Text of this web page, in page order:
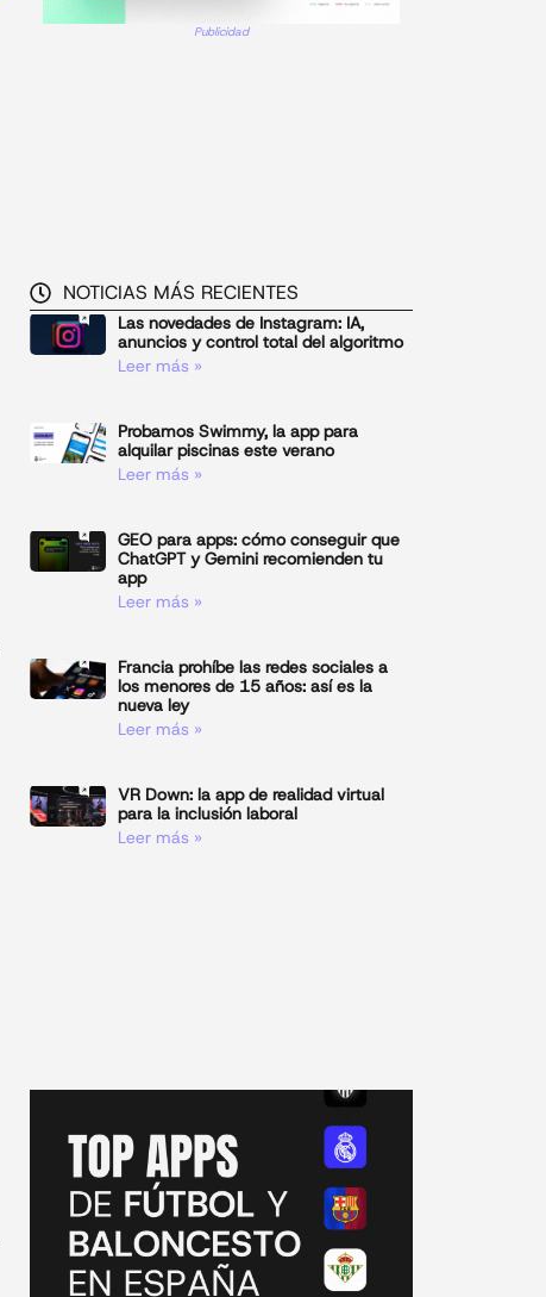
Publicidad
NOTICIAS MÁS RECIENTES
Las novedades de Instagram: IA,
anuncios y control total del algoritmo
Leer más »
Probamos Swimmy, la app para
alquilar piscinas este verano
Leer más »
GEO para apps: cómo conseguir que
ChatGPT y Gemini recomienden tu
app
Leer más »
Francia prohíbe las redes sociales a
los menores de 15 años: así es la
nueva ley
Leer más »
VR Down: la app de realidad virtual
para la inclusión laboral
Leer más »